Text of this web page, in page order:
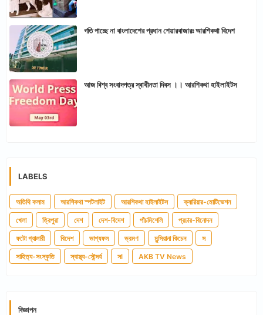
গতি পাচ্ছে না বাংলাদেশের প্রধান শেয়ারবাজারঃ আরশিকথা বিদেশ
আজ বিশ্ব সংবাদপত্র স্বাধীনতা দিবস ।। আরশিকথা হাইলাইটস
LABELS
অতিথি কলাম আরশিকথা স্পটলাইট আরশিকথা হাইলাইটস ক্যারিয়ার-মোটিভেশন
খেলা ত্রিপুরা দেশ দেশ-বিদেশ পাঁচমিশেলি প্রচার-বিনোদন
ফটো গ্যালারী বিদেশ ভাগ্যফল ভ্রমণ মুন্সিয়ানা কিচেন স
সাহিত্য-সংস্কৃতি স্বাস্থ্য-সৌন্দর্য সl AKB TV News
বিজ্ঞাপন